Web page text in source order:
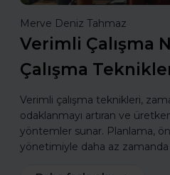
Merve Deniz Tahmaz
Verimli Çalışma
Çalışma
Verimli çalışma teknikleri,
odaklanmayı artıran ve
yöntemler sunar. Planlama,
yönetimiyle daha az zamanda